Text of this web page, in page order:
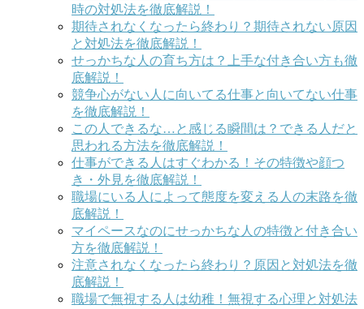
時の対処法を徹底解説！
期待されなくなったら終わり？期待されない原因
と対処法を徹底解説！
せっかちな人の育ち方は？上手な付き合い方も徹
底解説！
競争心がない人に向いてる仕事と向いてない仕事
を徹底解説！
この人できるな…と感じる瞬間は？できる人だと
思われる方法を徹底解説！
仕事ができる人はすぐわかる！その特徴や顔つ
き・外見を徹底解説！
職場にいる人によって態度を変える人の末路を徹
底解説！
マイペースなのにせっかちな人の特徴と付き合い
方を徹底解説！
注意されなくなったら終わり？原因と対処法を徹
底解説！
職場で無視する人は幼稚！無視する心理と対処法